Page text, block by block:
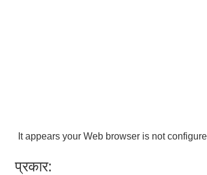
It appears your Web browser is not
प्रकार: